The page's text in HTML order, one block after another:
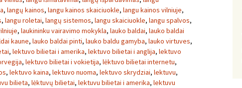
, langų kainos, langu kainos skaiciuokle, langu kainos vilniuje,
, langu roletai, langų sistemos, langu skaiciuokle, langu spalvos,
, laukininku vairavimo mokykla, lauko baldai, lauko baldai
kaune, lauko baldai pinti, lauko baldu gamyba, lauko virtuves,
, lektuvo bilietai i amerika, lektuvo bilietai i anglija, lektuvo
, lektuvo bilietai i vokietija, lėktuvo bilietai internetu,
, lektuvo kaina, lektuvo nuoma, lektuvo skrydziai, lektuvu,
bilieta, lėktuvų bilietai, lektuvu bilietai i amerika, lektuvu